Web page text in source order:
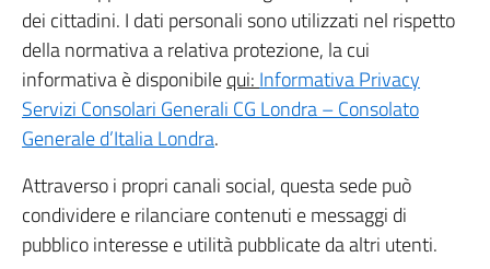
dei cittadini. I dati personali sono utilizzati nel rispetto
della normativa a relativa protezione, la cui
informativa è disponibilequi: Informativa Privacy
Servizi Consolari Generali CG Londra – Consolato
Generale d’Italia Londra.
Attraverso i propri canali social, questa sede può
condividere e rilanciare contenuti e messaggi di
pubblico interesse e utilità pubblicate da altri utenti.